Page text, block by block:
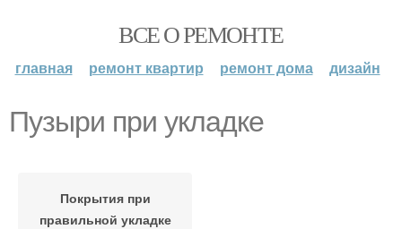
ВСЕ О РЕМОНТЕ
главная ремонт квартир ремонт дома дизайн
Пузыри при укладке
Покрытия при
правильной укладке